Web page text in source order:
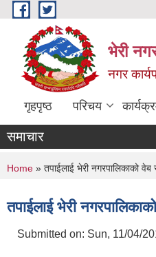
Skip to main content
भेरी
नगर
गृहपृष्ठ परिचय
समाचार
You are here
Home » तपाईलाई भेरी नगरपालिकाको वेब
तपाईलाई भेरी
Submitted on: Sun, 11/04/